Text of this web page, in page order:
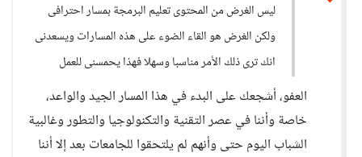
ليس الغرض من المحتوى تعليم البرمجة بمسار احترافى
ولكن الغرض هو القاء الضوء على هذه المسارات ويسعدنى
انك ترى ذلك الأمر مناسبا وسهلا فهذا يحمسنى للعمل
العفو، أشجعك على البدء في هذا المسار الجيد والواعد،
خاصة وأننا في عصر التقنية والتكنولوجيا والتطور وغالبية
الشباب اليوم حتى وأنهم لم يلتحقوا للجامعات بعد إلا أننا